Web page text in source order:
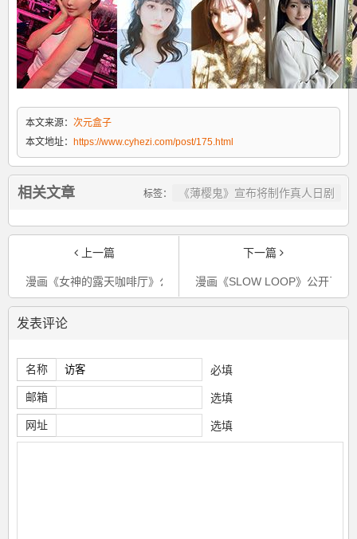
本文来源： 次元盒子
本文地址： https://www.cyhezi.com/post/175.html
相关文章 标签： 《薄樱鬼》宣布将制作真人日剧
上一篇
漫画《女神的露天咖啡厅》公开最新卷第4卷的封面图
下一篇
漫画《SLOW LOOP》公开了第
发表评论
名称 必填
邮箱 选填
网址 选填